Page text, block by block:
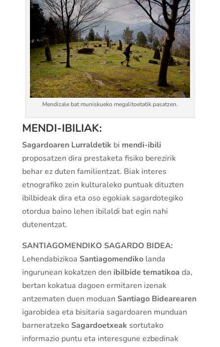
Mendizale bat muniskueko megalitoetatik pasatzen.
MENDI-IBILIAK:
Sagardoaren Lurraldetik bi mendi-ibili
proposatzen dira prestaketa fisiko berezirik
behar ez duten familientzat. Biak interes
etnografiko zein kulturaleko puntuak dituzten
ibilbideak dira eta oso egokiak sagardotegiko
otordua baino lehen ibilaldi bat egin nahi
dutenentzat.
SANTIAGOMENDIKO SAGARDO BIDEA:
Lehendabizikoa Santiagomendikolanda
ingurunean kokatzen den ibilbide tematikoa da,
bertan kokatua dagoen ermitaren izenak
antzematen duen moduan Santiago Bidearearen
igarobidea eta bisitaria sagardoaren munduan
barneratzeko Sagardoetxeak sortutako
informazio puntu eta interesgune ezbedinak